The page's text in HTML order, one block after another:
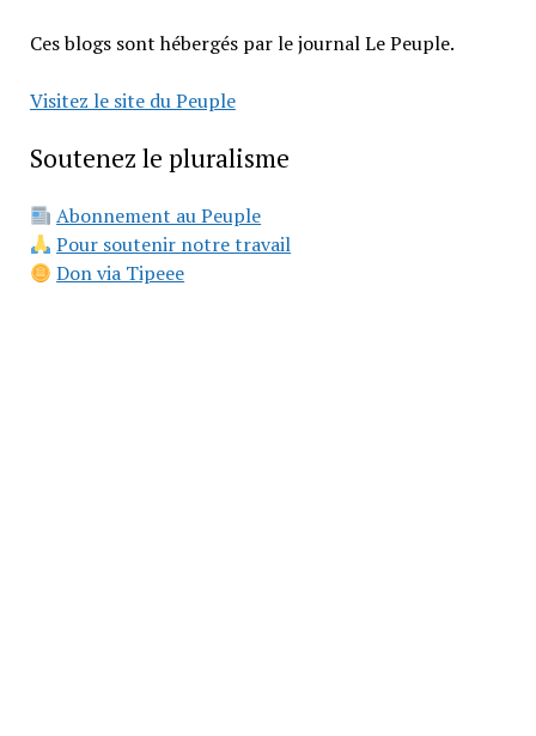
Ces blogs sont hébergés par le journal Le Peuple.
Visitez le site du Peuple
Soutenez le pluralisme
Abonnement au Peuple
Pour soutenir notre travail
Don via Tipeee